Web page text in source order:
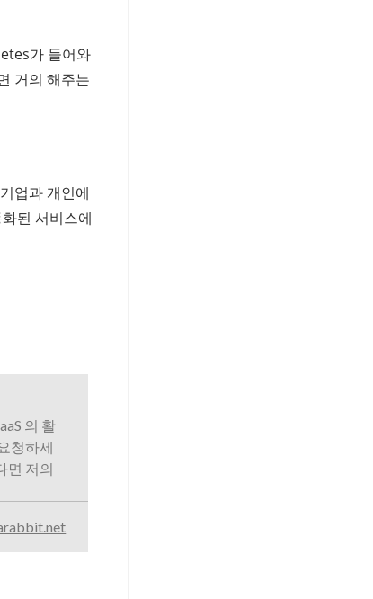
가 들어와
거의 해주는
업과 개인에
된 서비스에
의 활
청하세
면 저의